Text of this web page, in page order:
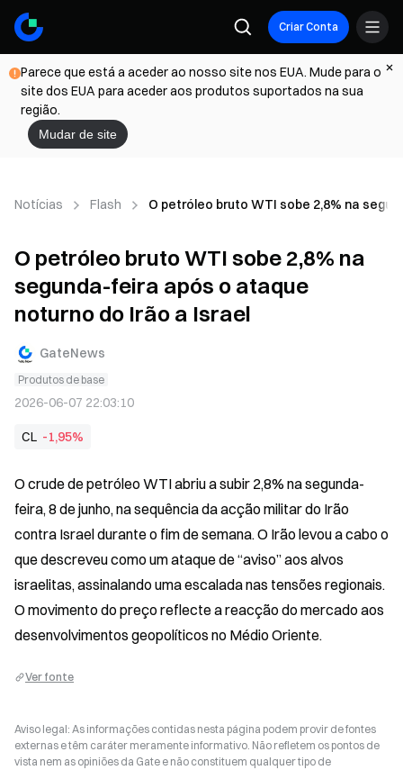
Criar Conta
Parece que está a aceder ao nosso site nos EUA. Mude para o
site dos EUA para aceder aos produtos suportados na sua
região.
Mudar de site
Notícias Flash O petróleo bruto WTI sobe 2,8% na
O petróleo bruto WTI sobe 2,8% na
segunda-feira após o ataque
noturno do Irão a Israel
GateNews
Produtos de base
2026-06-07 22:03:10
CL -1,95%
O crude de petróleo WTI abriu a subir 2,8% na segunda-
feira, 8 de junho, na sequência da acção militar do Irão
contra Israel durante o fim de semana. O Irão levou a cabo o
que descreveu como um ataque de “aviso” aos alvos
israelitas, assinalando uma escalada nas tensões regionais.
O movimento do preço reflecte a reacção do mercado aos
desenvolvimentos geopolíticos no Médio Oriente.
Ver fonte
Aviso legal: As informações contidas nesta página podem provir de fontes
externas e têm caráter meramente informativo. Não refletem os pontos de
vista nem as opiniões da Gate e não constituem qualquer tipo de